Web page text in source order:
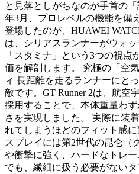
と見落としがちなのが手首の
年3月、プロレベルの機能を備
登場したのが、HUAWEI
は、シリアスランナーがウォ
「スタミナ」という3つの視
価を解剖します。 究極の「空
ィ 長距離を走るランナーにと
敵です。GT Runner 2は、航空
採用することで、本体重量わ
さを実現しました。 実際に装
れてしまうほどのフィット感
スプレイには第2世代の昆仑（
や衝撃に強く、ハードなトレ
でも、繊細に扱う必要がない